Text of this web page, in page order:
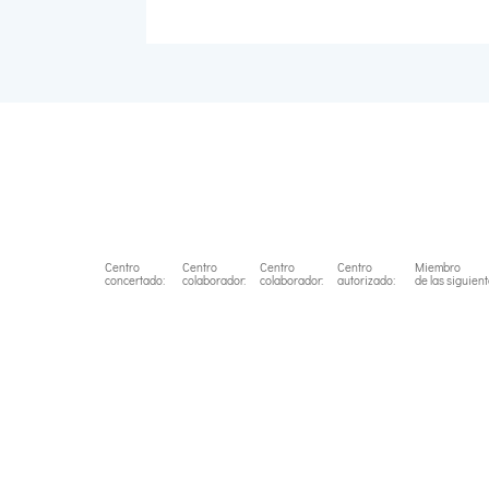
Centro
concertado:
Centro
colaborador:
Centro
colaborador:
Centro
autorizado:
Miembro
de las